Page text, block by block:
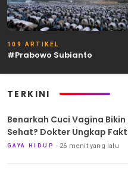
109 ARTIKEL
#Prabowo Subianto
TERKINI
Benarkah Cuci Vagina
Sehat? Dokter Ungkap
GAYA HIDUP 26 menit yang lalu